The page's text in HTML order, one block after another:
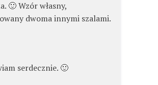
🙂 Wzór własny,
dwoma innymi szalami.
serdecznie. 🙂